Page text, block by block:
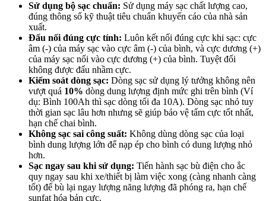
Sử dụng bộ sạc chuẩn: Sử dụng máy sạc chất lượng cao,
đúng thông số kỹ thuật tiêu chuẩn khuyến cáo của nhà sản
xuất.
Đấu nối đúng cực tính: Luôn kết nối đúng cực khi sạc: cực
âm (-) của máy sạc vào cực âm (-) của bình, và cực dương (+)
của máy sạc nối vào cực dương (+) của bình. Tuyệt đối
không được đấu nhầm cực.
Kiểm soát dòng sạc: Dòng sạc sử dụng lý tưởng không nên
vượt quá 10% dòng dung lượng định mức ghi trên bình (Ví
dụ: Bình 100Ah thì sạc dòng tối đa 10A). Dòng sạc nhỏ tuy
thời gian sạc lâu hơn nhưng sẽ giúp bảo vệ tấm cực tốt nhất,
hạn chế chai bình.
Không sạc sai công suất: Không dùng dòng sạc của loại
bình dung lượng lớn để nạp ép cho bình có dung lượng nhỏ
hơn.
Sạc ngay sau khi sử dụng: Tiến hành sạc bù điện cho ắc
quy ngay sau khi xe/thiết bị làm việc xong (càng nhanh càng
tốt) để bù lại ngay lượng năng lượng đã phóng ra, hạn chế
sunfat hóa bản cực.